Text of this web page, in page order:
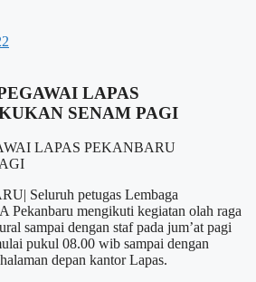
LAPAS
SENAM PAGI
LAPAS PEKANBARU
Seluruh petugas Lembaga
Pekanbaru mengikuti kegiatan olah raga
sampai dengan staf pada jum’at pagi
pukul 08.00 wib sampai dengan
depan kantor Lapas.